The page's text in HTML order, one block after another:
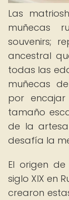
Las
muñecas
souvenirs;
ancestral
todas las
muñecas
por
tamaño
de la
desafía la
El origen
siglo XIX en
crearon